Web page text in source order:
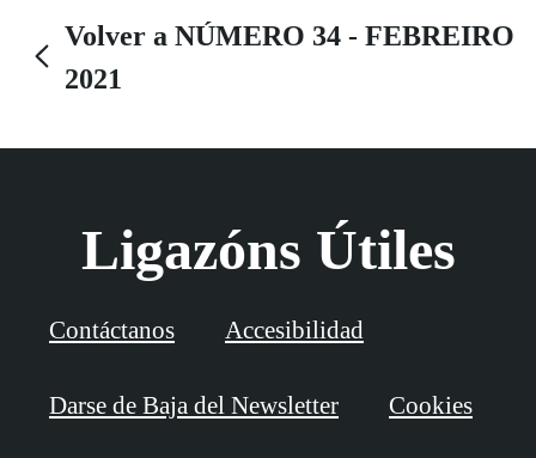
Volver a NÚMERO 34 - FEBREIRO
2021
Ligazóns Útiles
Contáctanos Accesibilidad
Darse de Baja del Newsletter Cookies